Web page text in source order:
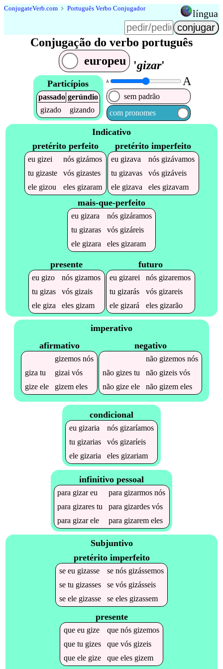
ConjugateVerb.com ﹥ Português Verbo Conjugador língua
Conjugação do verbo português
europeu
'gizar'
Particípios
passado gerúndio
gizado
gizando
A A
sem padrão
com pronomes
Indicativo
pretérito perfeito
eu gizei nós gizámos
tu gizaste vós gizastes
ele gizou eles gizaram
pretérito imperfeito
eu gizava nós gizávamos
tu gizavas vós gizáveis
ele gizava eles gizavam
mais-que-perfeito
eu gizara nós gizáramos
tu gizaras vós gizáreis
ele gizara eles gizaram
presente
eu gizo nós gizamos
tu gizas vós gizais
ele giza eles gizam
futuro
eu gizarei nós gizaremos
tu gizarás vós gizareis
ele gizará eles gizarão
imperativo
afirmativo
gizemosnós
giza tu gizai vós
gizeele gizemeles
negativo
não gizemosnós
não gizestu não gizeisvós
não gizeele não gizemeles
condicional
eu gizaria nós gizaríamos
tu gizarias vós gizaríeis
ele gizaria eles gizariam
infinitivo pessoal
para gizareu para gizarmos nós
para gizares tu para gizardes vós
para gizarele para gizarem eles
Subjuntivo
pretérito imperfeito
se eu gizasse se nós gizássemos
se tu gizasses se vós gizásseis
se ele gizasse se eles gizassem
presente
que eu gize que nós gizemos
que tu gizes que vós gizeis
que ele gize que eles gizem